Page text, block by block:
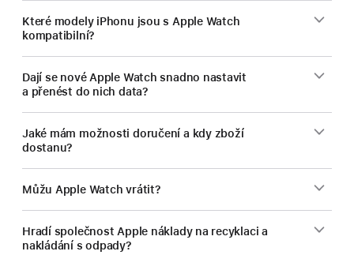
Které modely iPhonu jsou s Apple Watch
kompatibilní?
Dají se nové Apple Watch snadno nastavit
a přenést do nich data?
Jaké mám možnosti doručení a kdy zboží
dostanu?
Můžu Apple Watch vrátit?
Hradí společnost Apple náklady na recyklaci a
nakládání s odpady?